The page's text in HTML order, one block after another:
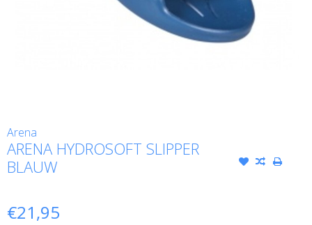
Arena
ARENA HYDROSOFT SLIPPER
BLAUW
€21,95